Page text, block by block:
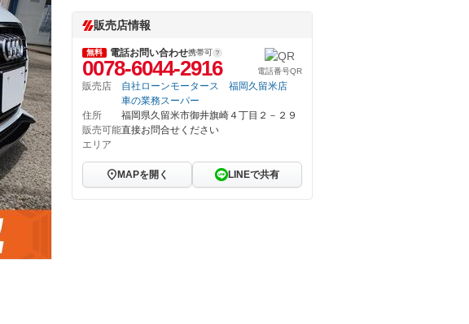
販売店情報
無料 電話お問い合わせ携帯可
0078-6044-2916 電話番号QR
販売店
自社ローンモータース 福岡久留米店
車の業務スーパー
住所
福岡県久留米市御井旗崎４丁目２－２９
販売可能
エリア
直接お問合せください
MAPを開く LINEで共有